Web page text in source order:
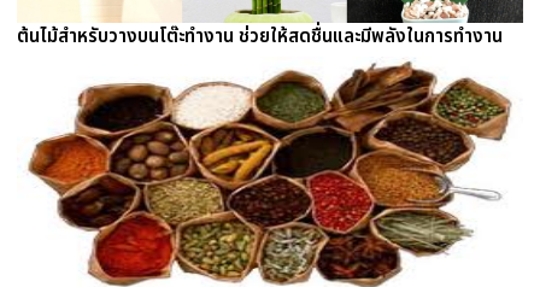
ต้นไม้สำหรับวางบนโต๊ะทำงาน ช่วยให้สดชื่นและมีพลังในการทำงาน